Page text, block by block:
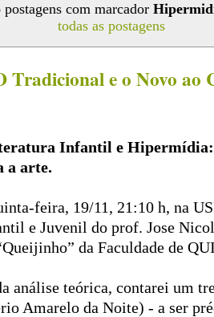
postagens com marcador
todas as postagens
Tradicional e o Novo ao
Infantil e Hipermídia:
a arte.
feira, 19/11, 21:10 h, na
e Juvenil do prof. Jose
da Faculdade de
análise teórica, contarei um
Amarelo da Noite) - a ser